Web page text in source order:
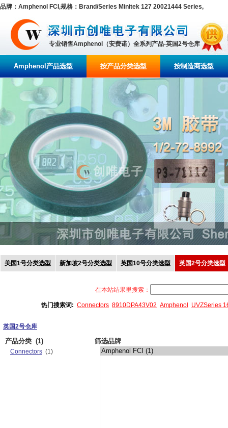
品牌：Amphenol FCI,规格：Brand/Series Minitek 127 20021444 Series,
专业销售Amphenol（安费诺）全系列产品-英国2号仓库
Amphenol产品选型 按产品分类选型 按制造商选型
美国1号分类选型 新加坡2号分类选型 英国10号分类选型 英国2号分类选型
在本站结果里搜索：
热门搜索词: Connectors 8910DPA43V02 Amphenol UVZSeries
英国2号仓库
产品分类 (1)
Connectors (1)
筛选品牌